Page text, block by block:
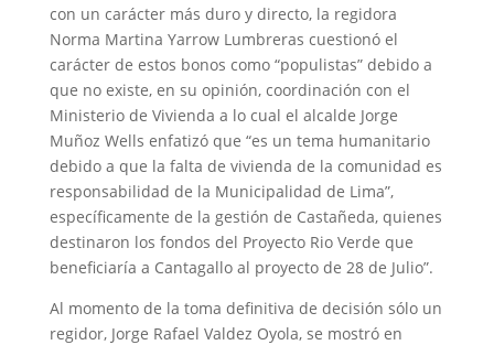
con un carácter más duro y directo, la regidora
Norma Martina Yarrow Lumbreras cuestionó el
carácter de estos bonos como “populistas” debido a
que no existe, en su opinión, coordinación con el
Ministerio de Vivienda a lo cual el alcalde Jorge
Muñoz Wells enfatizó que “es un tema humanitario
debido a que la falta de vivienda de la comunidad es
responsabilidad de la Municipalidad de Lima”,
específicamente de la gestión de Castañeda, quienes
destinaron los fondos del Proyecto Rio Verde que
beneficiaría a Cantagallo al proyecto de 28 de Julio”.
Al momento de la toma definitiva de decisión sólo un
regidor, Jorge Rafael Valdez Oyola, se mostró en